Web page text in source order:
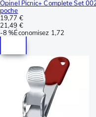
Opinel Picnic+ Complete Set
poche
19,77 €
21,49 €
-8 %Économisez 1,72